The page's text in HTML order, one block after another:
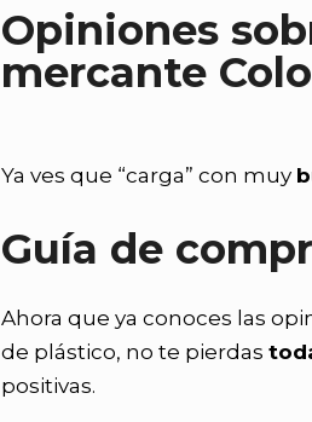
Opiniones
mercante
Ya ves que “carga” con muy
Guía de
Ahora que ya conoces las
de plástico, no te pierdas
positivas.